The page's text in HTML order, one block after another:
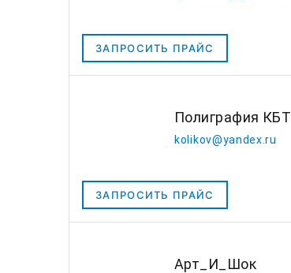
ЗАПРОСИТЬ ПРАЙС
Полиграфия КБТ
kolikov@yandex.ru
ЗАПРОСИТЬ ПРАЙС
Арт_И_Шок